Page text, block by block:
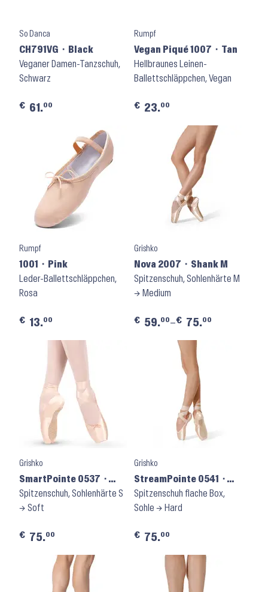
So Danca
CH791VG ⬝ Black
Veganer Damen-Tanzschuh,
Schwarz
€ 61.00
Rumpf
Vegan Piqué 1007 ⬝ Tan
Hellbraunes Leinen-
Ballettschläppchen, Vegan
€ 23.00
Rumpf
1001 ⬝ Pink
Leder-Ballettschläppchen,
Rosa
€ 13.00
Grishko
Nova 2007 ⬝ Shank M
Spitzenschuh, Sohlenhärte M
→ Medium
€ 59.00–€ 75.00
Grishko
SmartPointe 0537 ⬝
Shank S
Spitzenschuh, Sohlenhärte S
→ Soft
€ 75.00
Grishko
StreamPointe 0541 ⬝
Shank H
Spitzenschuh flache Box,
Sohle → Hard
€ 75.00